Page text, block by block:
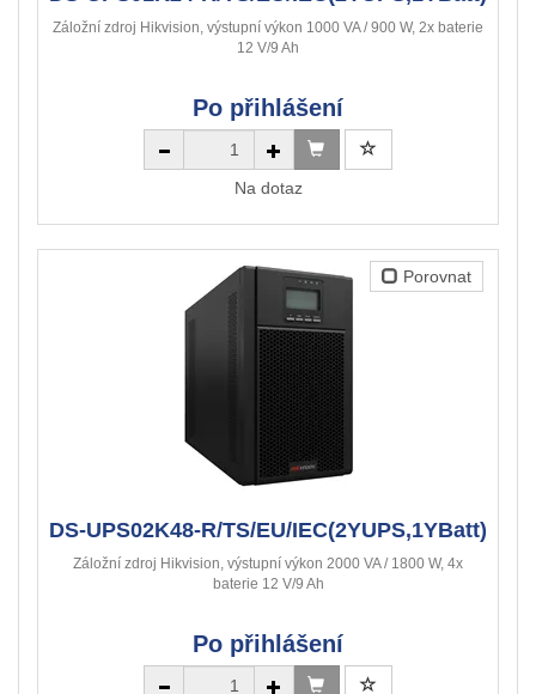
Záložní zdroj Hikvision, výstupní výkon 1000 VA / 900 W, 2x baterie
12 V/9 Ah
Po přihlášení
Na dotaz
Porovnat
DS-UPS02K48-R/TS/EU/IEC(2YUPS,1YBatt)
Záložní zdroj Hikvision, výstupní výkon 2000 VA / 1800 W, 4x
baterie 12 V/9 Ah
Po přihlášení